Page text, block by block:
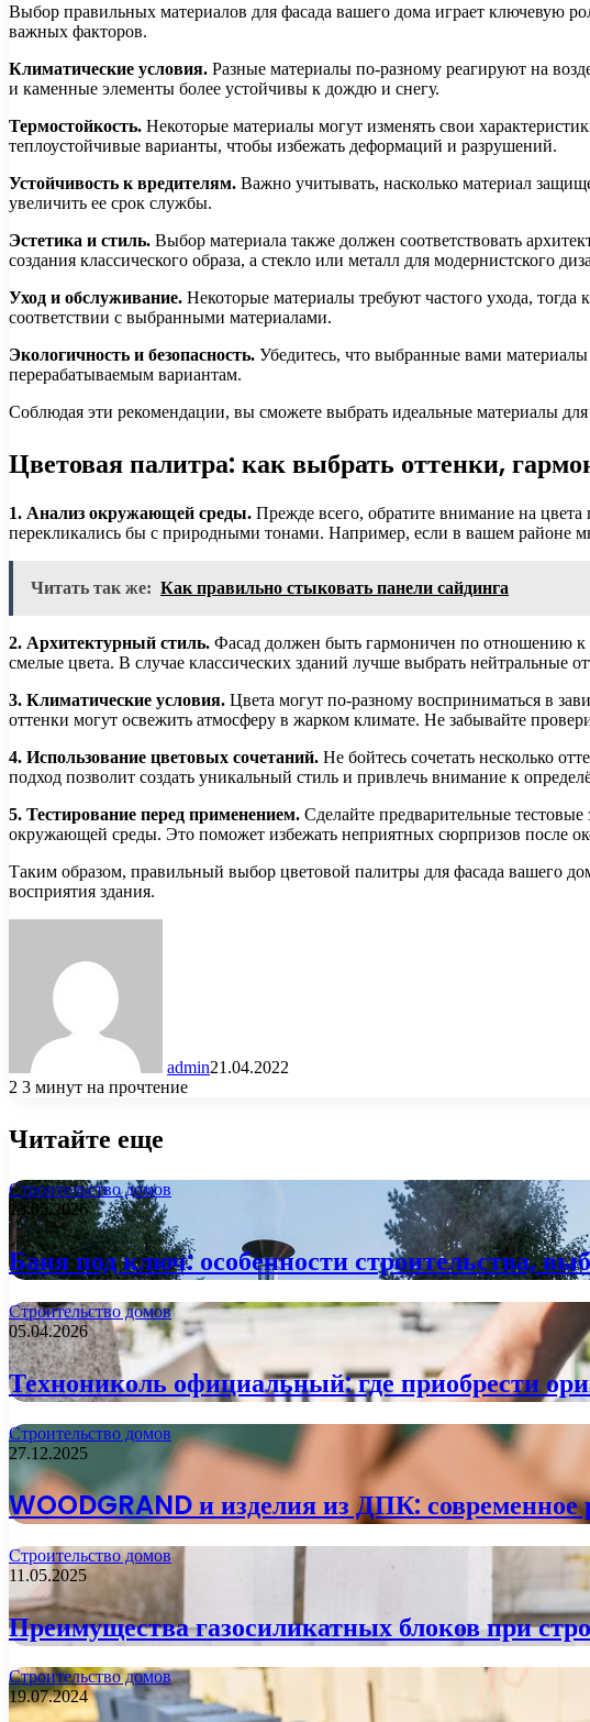
Выбор правильных материалов для фасада вашего дома играет ключевую
важных факторов.
Климатические условия. Разные материалы по-разному реагируют на
и каменные элементы более устойчивы к дождю и снегу.
Термостойкость. Некоторые материалы могут изменять свои
теплоустойчивые варианты, чтобы избежать деформаций и разрушений.
Устойчивость к вредителям. Важно учитывать, насколько материал
увеличить ее срок службы.
Эстетика и стиль. Выбор материала также должен соответствовать
создания классического образа, а стекло или металл для модернистского
Уход и обслуживание. Некоторые материалы требуют частого ухода, тогда
соответствии с выбранными материалами.
Экологичность и безопасность. Убедитесь, что выбранные вами
перерабатываемым вариантам.
Соблюдая эти рекомендации, вы сможете выбрать идеальные материалы
Цветовая палитра: как выбрать оттенки,
1. Анализ окружающей среды. Прежде всего, обратите внимание на
перекликались бы с природными тонами. Например, если в вашем районе
Читать так же: Как правильно стыковать панели сайдинга
2. Архитектурный стиль. Фасад должен быть гармоничен по отношению к
смелые цвета. В случае классических зданий лучше выбрать нейтральные
3. Климатические условия. Цвета могут по-разному восприниматься в
оттенки могут освежить атмосферу в жарком климате. Не забывайте
4. Использование цветовых сочетаний. Не бойтесь сочетать несколько
подход позволит создать уникальный стиль и привлечь внимание к
5. Тестирование перед применением. Сделайте предварительные
окружающей среды. Это поможет избежать неприятных сюрпризов после
Таким образом, правильный выбор цветовой палитры для фасада вашего
восприятия здания.
admin21.04.2022
2 3 минут на прочтение
Читайте еще
Строительство домов
13.05.2026
Баня под ключ: особенности строительства,
Строительство домов
05.04.2026
Технониколь официальный: где приобрести
Строительство домов
27.12.2025
WOODGRAND и изделия из ДПК: современное
Строительство домов
11.05.2025
Преимущества газосиликатных блоков при
Строительство домов
19.07.2024